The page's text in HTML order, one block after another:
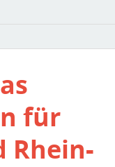
für
Rhein-